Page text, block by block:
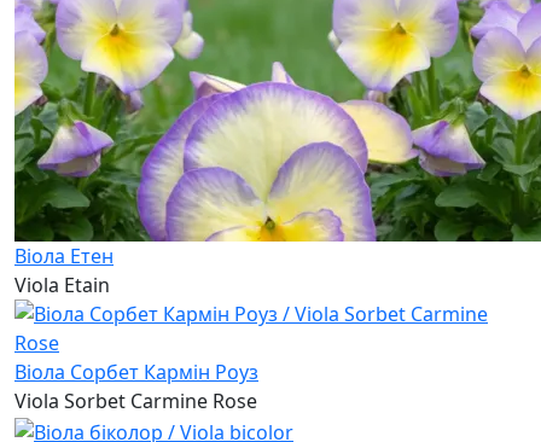
Віола Етен
Viola Etain
Віола Сорбет Кармін Роуз
Viola Sorbet Carmine Rose